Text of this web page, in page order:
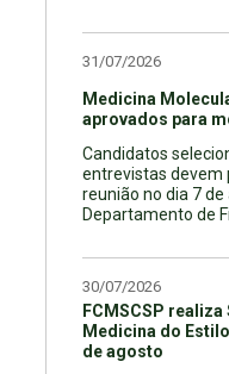
31/07/2026
Medicina
aprovados para
Candidatos
entrevistas devem
reunião no dia 7 de
Departamento de
30/07/2026
FCMSCSP
Medicina do
de agosto